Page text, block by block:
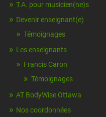
T.A. pour musicien(ne)s
Devenir enseignant(e)
Témoignages
Les enseignants
Francis Caron
Témoignages
AT BodyWise Ottawa
Nos coordonnées